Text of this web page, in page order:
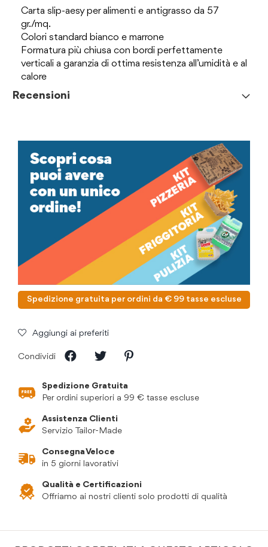
Carta slip-aesy per alimenti e antigrasso da 57
gr./mq.
Colori standard bianco e marrone
Formatura più chiusa con bordi perfettamente
verticali a garanzia di ottima resistenza all’umidità e al
calore
Recensioni
Spedizione gratuita per ordini da € 99 tasse escluse
Aggiungi ai preferiti
Condividi
Spedizione Gratuita
Per ordini superiori a 99 € tasse escluse
Assistenza Clienti
Servizio Tailor-Made
Consegna Veloce
in 5 giorni lavorativi
Qualità e Certificazioni
Offriamo ai nostri clienti solo prodotti di qualità